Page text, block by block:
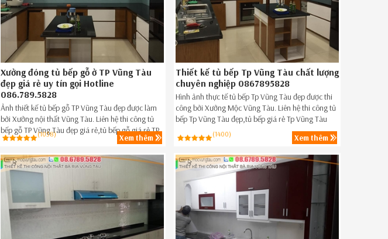
Xưởng đóng tủ bếp gỗ ở TP Vũng Tàu
đẹp giá rẻ uy tín gọi Hotline
086.789.5828
Ảnh thiết kế tủ bếp gỗ TP Vũng Tàu đẹp được làm
bởi Xưởng nội thất Vũng Tàu. Liên hệ thi công tủ
bếp gỗ TP Vũng Tàu đẹp giá rẻ,tủ bếp gỗ giá rẻ TP
Vũng Tàu ngay hôm nay Hotline 08.6789.5828.
(1038) Xem thêm
Thiết kế tủ bếp Tp Vũng Tàu chất lượng
chuyên nghiệp 0867895828
Hình ảnh thực tế tủ bếp Tp Vũng Tàu đẹp được thi
công bởi Xưởng Mộc Vũng Tàu. Liên hệ thi công tủ
bếp Tp Vũng Tàu đẹp,tủ bếp giá rẻ Tp Vũng Tàu
ngay hôm nay Hotline 08-6789-5828.
(1400) Xem thêm